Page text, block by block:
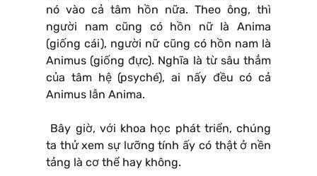
nó vào cả tâm hồn nữa. Theo ông, thì
người nam cũng có hồn nữ là Anima
(giống cái), người nữ cũng có hồn nam là
Animus (giống đực). Nghĩa là từ sâu thẳm
của tâm hệ (psyché), ai nấy đều có cả
Animus lẫn Anima.
Bây giờ, với khoa học phát triển, chúng
ta thử xem sự lưỡng tính ấy có thật ở nền
tảng là cơ thể hay không.